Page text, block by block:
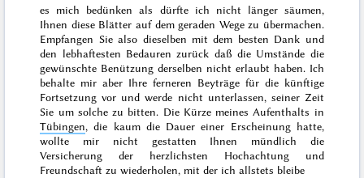
es mich bedünken als dürfte ich nicht länger säumen,
Ihnen diese Blätter auf dem geraden Wege zu übermachen.
Empfangen Sie also dieselben mit dem besten Dank und
den lebhaftesten Bedauren zurück daß die Umstände die
gewünschte Benützung derselben nicht erlaubt haben. Ich
behalte mir aber Ihre ferneren Beyträge für die künftige
Fortsetzung vor und werde nicht unterlassen, seiner Zeit
Sie um solche zu bitten. Die Kürze meines Aufenthalts in
Tübingen, die kaum die Dauer einer Erscheinung hatte,
wollte mir nicht gestatten Ihnen mündlich die
Versicherung der herzlichsten Hochachtung und
Freundschaft zu wiederholen, mit der ich allstets bleibe